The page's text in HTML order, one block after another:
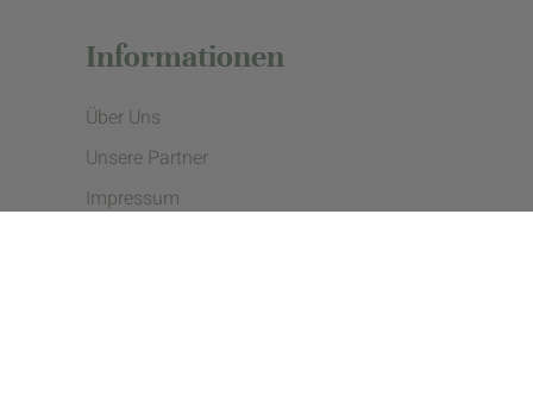
Informationen
Über Uns
Unsere Partner
Impressum